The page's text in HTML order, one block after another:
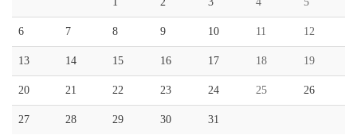
6 7 8 9 10 11 12
13 14 15 16 17 18 19
20 21 22 23 24 25 26
27 28 29 30 31